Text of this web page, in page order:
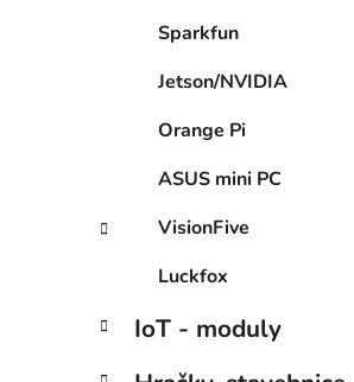
Sparkfun
Jetson/NVIDIA
Orange Pi
ASUS mini PC
VisionFive
Luckfox
IoT - moduly